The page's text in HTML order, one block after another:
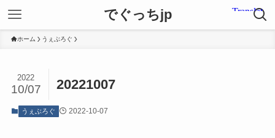
でぐっちjp
ホーム うぇぶろぐ
20221007
2022
10/07
うぇぶろぐ 2022-10-07